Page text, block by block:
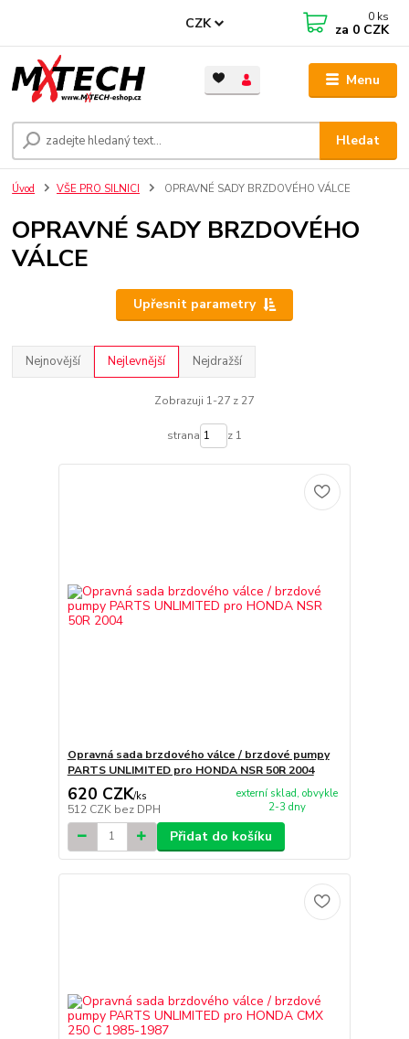
Menu
CZK
Hledat
0 ks
za 0 CZK
Úvod VŠE PRO SILNICI OPRAVNÉ SADY BRZDOVÉHO VÁLCE
OPRAVNÉ SADY BRZDOVÉHO
VÁLCE
Upřesnit parametry
Nejnovější Nejlevnější Nejdražší
Zobrazuji 1-27 z 27
strana z 1
Opravná sada brzdového válce / brzdové pumpy
PARTS UNLIMITED pro HONDA NSR 50R 2004
620 CZK/ks
512 CZK bez DPH
externí sklad, obvykle
2-3 dny
Přidat do košíku